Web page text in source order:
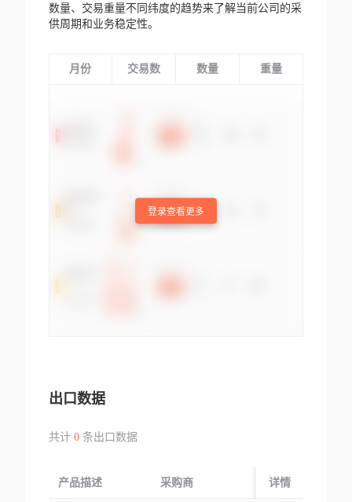
数量、交易重量不同纬度的趋势来了解当前公司的采
供周期和业务稳定性。
月份 交易数 数量 重量
登录查看更多
出口数据
共计 0条出口数据
产品描述 采购商 起运国/地区
详情